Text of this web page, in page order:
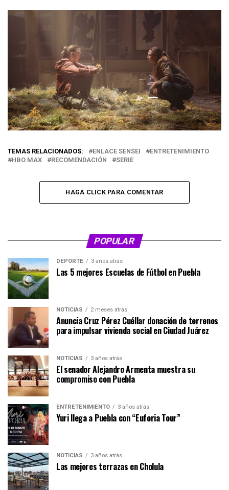
TEMAS RELACIONADOS: ENLACE SENSEI
ENTRETENIMIENTO
HBO MAX
RECOMENDACIÓN SERIE
HAGA CLICK PARA COMENTAR
POPULAR
DEPORTE 3 años atrás
Las 5 mejores Escuelas de Fútbol en Puebla
NOTICIAS 2 meses atrás
Anuncia Cruz Pérez Cuéllar donación de terrenos
para impulsar vivienda social en Ciudad Juárez
NOTICIAS 3 años atrás
El senador Alejandro Armenta muestra su
compromiso con Puebla
ENTRETENIMIENTO 3 años atrás
Yuri llega a Puebla con “Euforia Tour”
NOTICIAS 3 años atrás
Las mejores terrazas en Cholula